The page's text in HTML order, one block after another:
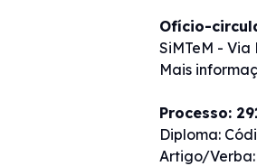
Ofício-
SiMTeM -
Mais
Processo:
Diploma:
Artigo/Verba: